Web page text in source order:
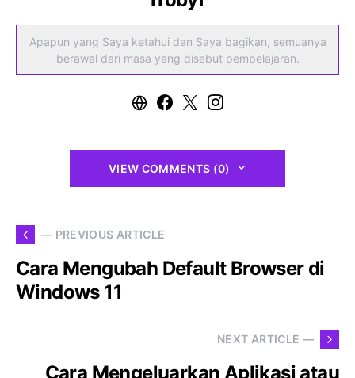
Apapun yang Saya ketahui dan Saya bagikan, semuanya
berawal dari masa yang disebut pembelajaran.
VIEW COMMENTS (0)
— PREVIOUS ARTICLE
Cara Mengubah Default Browser di
Windows 11
NEXT ARTICLE —
Cara Mengeluarkan Aplikasi atau